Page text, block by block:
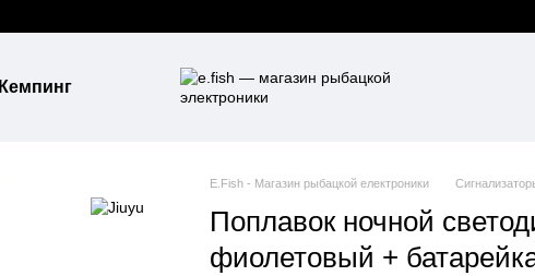
Кемпинг
E.Fish - Магазин рыбацкой електроники
Поплавок ночной
фиолетовый +